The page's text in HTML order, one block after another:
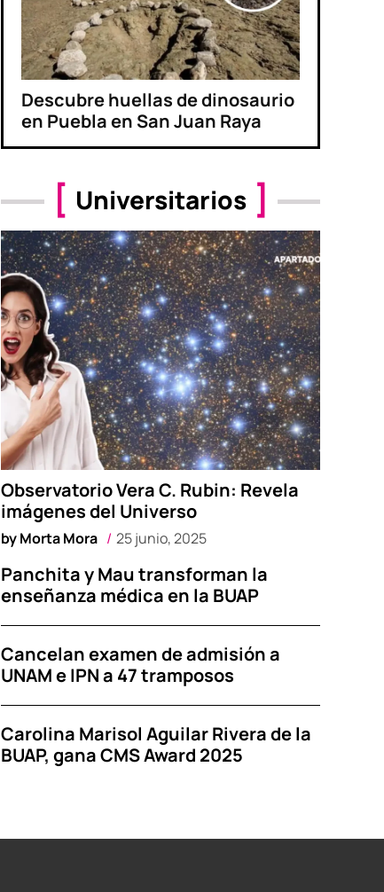
Descubre huellas de dinosaurio
en Puebla en San Juan Raya
Universitarios
Observatorio Vera C. Rubin: Revela
imágenes del Universo
byMorta Mora 25 junio, 2025
Panchita y Mau transforman la
enseñanza médica en la BUAP
Cancelan examen de admisión a
UNAM e IPN a 47 tramposos
Carolina Marisol Aguilar Rivera de la
BUAP, gana CMS Award 2025